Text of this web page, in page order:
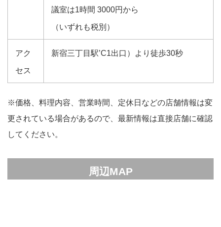
議室は1時間 3000円から
（いずれも税別）
アク
セス
新宿三丁目駅’C1出口）より徒歩30秒
※価格、料理内容、営業時間、定休日などの店舗情報は変
更されている場合があるので、最新情報は直接店舗に確認
してください。
周辺MAP